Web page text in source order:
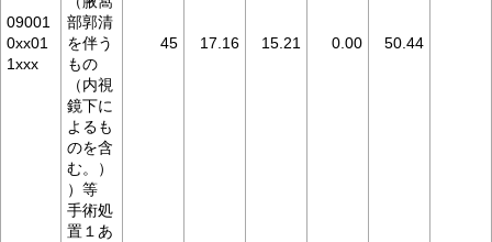
09001
0xx01
1xxx
部郭清
を伴う
もの
（内視
鏡下に
よるも
のを含
む。）
）等
手術処
置１あ
45 17.16 15.21 0.00 50.44